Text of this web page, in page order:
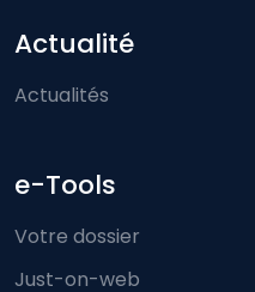
Actualité
Actualités
e-Tools
Votre dossier
Just-on-web